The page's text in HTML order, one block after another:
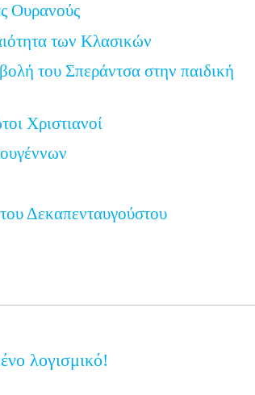
Ουρανούς
των Κλασικών
του Σπεράντσα στην παιδική
Χριστιανοί
Δεκαπενταυγούστου
λογισμικό!